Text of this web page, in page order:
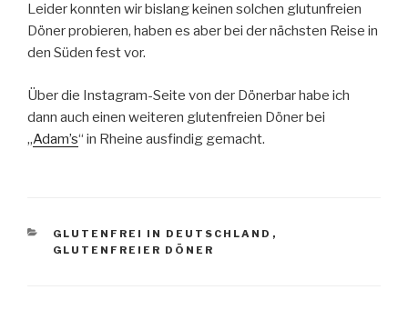
Leider konnten wir bislang keinen solchen glutunfreien
Döner probieren, haben es aber bei der nächsten Reise in
den Süden fest vor.
Über die Instagram-Seite von der Dönerbar habe ich
dann auch einen weiteren glutenfreien Döner bei
„Adam’s“ in Rheine ausfindig gemacht.
KATEGORIEN
GLUTENFREI IN DEUTSCHLAND ,
GLUTENFREIER DÖNER